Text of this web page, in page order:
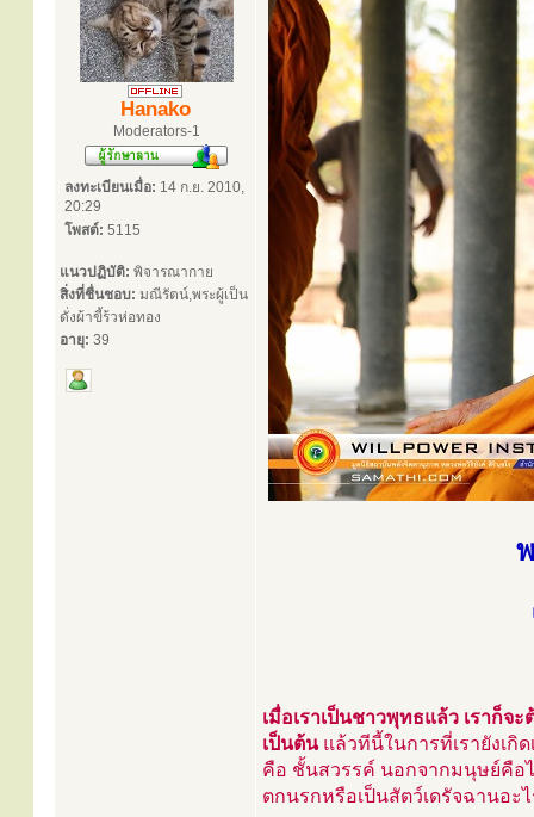
Hanako
Moderators-1
ลงทะเบียนเมื่อ: 14 ก.ย. 2010,
20:29
โพสต์: 5115
แนวปฏิบัติ: พิจารณากาย
สิ่งที่ชื่นชอบ: มณีรัตน์,พระผู้เป็น
ดั่งผ้าขี้ร้วห่อทอง
อายุ: 39
เมื่อเราเป็นชาวพุทธแล้ว เราก็จ
เป็นต้นแล้วทีนี้ในการที่เรายังเกิ
คือ ชั้นสวรรค์ นอกจากมนุษย์คือ
ตกนรกหรือเป็นสัตว์เดรัจฉานอะ